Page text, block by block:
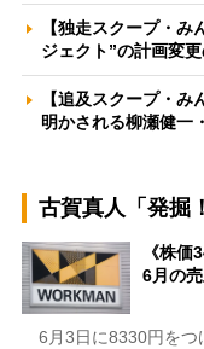
【独走スクープ・
ジェクト”の計画変
【追及スクープ・
明かされる柳瀬健一
古賀真人「発掘
《株
6月の
6月3日に8330円をつ